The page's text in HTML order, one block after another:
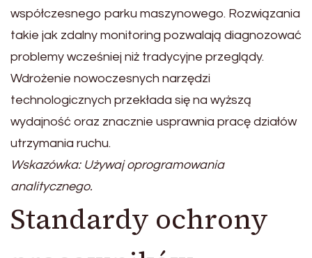
współczesnego parku maszynowego. Rozwiązania
takie jak zdalny monitoring pozwalają diagnozować
problemy wcześniej niż tradycyjne przeglądy.
Wdrożenie nowoczesnych narzędzi
technologicznych przekłada się na wyższą
wydajność oraz znacznie usprawnia pracę działów
utrzymania ruchu.
Wskazówka: Używaj oprogramowania
analitycznego.
Standardy ochrony